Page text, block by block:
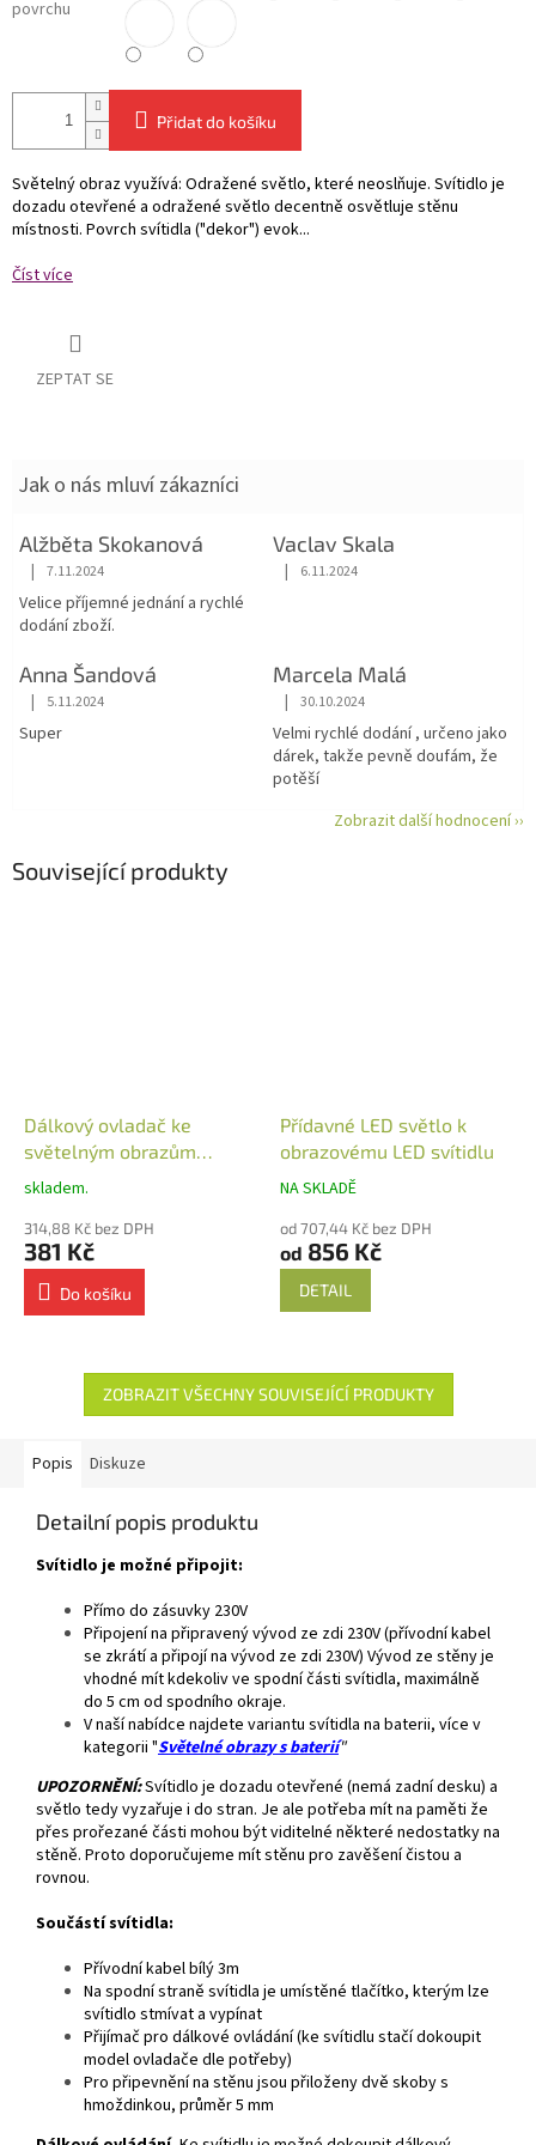
povrchu
Přidat do košíku
Světelný obraz využívá: Odražené světlo, které neoslňuje. Svítidlo je
dozadu otevřené a odražené světlo decentně osvětluje stěnu
místnosti. Povrch svítidla ("dekor") evok...
Číst více
ZEPTAT SE
Jak o nás mluví zákazníci
Alžběta Skokanová
Hodnocení obchodu je 5 z 5 hvězdiček.
| 7.11.2024
Velice příjemné jednání a rychlé
dodání zboží.
Vaclav Skala
Hodnocení obchodu je 5 z 5
| 6.11.2024
Anna Šandová
Hodnocení obchodu je 5 z 5 hvězdiček.
| 5.11.2024
Super
Marcela Malá
Hodnocení obchodu je 5 z 5
| 30.10.2024
Velmi rychlé dodání , určeno jako
dárek, takže pevně doufám, že
potěší
Zobrazit další hodnocení ››
Související produkty
Dálkový ovladač ke
světelným obrazům
nástěnný
skladem.
314,88 Kč bez DPH
381 Kč
Do košíku
Přídavné LED světlo k
obrazovému LED svítidlu
NA SKLADĚ
od 707,44 Kč bez DPH
od 856 Kč
DETAIL
ZOBRAZIT VŠECHNY SOUVISEJÍCÍ PRODUKTY
Popis Diskuze
Detailní popis produktu
Svítidlo je možné připojit:
Přímo do zásuvky 230V
Připojení na připravený vývod ze zdi 230V (přívodní kabel
se zkrátí a připojí na vývod ze zdi 230V) Vývod ze stěny je
vhodné mít kdekoliv ve spodní části svítidla, maximálně
do 5 cm od spodního okraje.
V naší nabídce najdete variantu svítidla na baterii, více v
kategorii "Světelné obrazy s baterií"
UPOZORNĚNÍ:Svítidlo je dozadu otevřené (nemá zadní desku) a
světlo tedy vyzařuje i do stran. Je ale potřeba mít na paměti že
přes prořezané části mohou být viditelné některé nedostatky na
stěně. Proto doporučujeme mít stěnu pro zavěšení čistou a
rovnou.
Součástí svítidla:
Přívodní kabel bílý 3m
Na spodní straně svítidla je umístěné tlačítko, kterým lze
svítidlo stmívat a vypínat
Přijímač pro dálkové ovládání (ke svítidlu stačí dokoupit
model ovladače dle potřeby)
Pro připevnění na stěnu jsou přiloženy dvě skoby s
hmoždinkou, průměr 5 mm